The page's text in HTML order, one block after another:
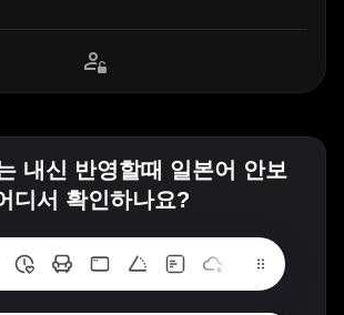
내신 반영할때 일본어 안보
디서 확인하나요?